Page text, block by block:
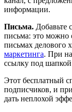
информации.
Письма. Добавьте
письма: это можно
письмах делового
маркетинга. При
ссылку под
Этот бесплатный
подписчиков, и
дать неплохой